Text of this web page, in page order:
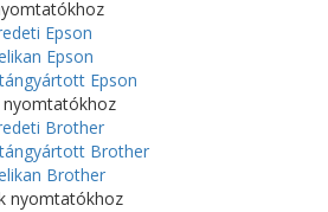
Epson
Epson
Epson
nyomtatókhoz
Brother
Brother
Brother
nyomtatókhoz